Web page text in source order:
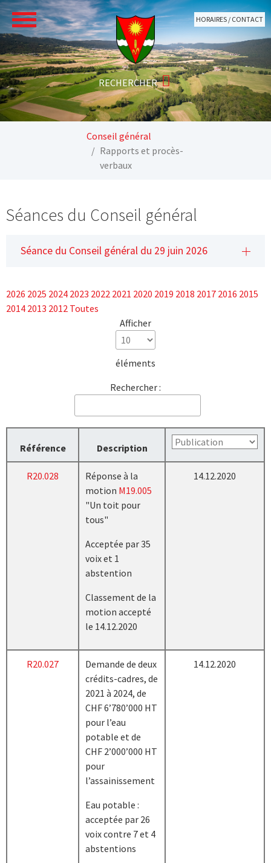
Aller au contenu principal
HORAIRES / CONTACT
Conseil général
Rapports et procès-
verbaux
Séances du Conseil général
Séance du Conseil général du 29 juin 2026
2026 2025 2024 2023 2022 2021 2020 2019 2018 2017 2016 2015
2014 2013 2012 Toutes
Afficher
éléments
Rechercher :
Référence Description
R20.028
Réponse à la
motion M19.005
"Un toit pour
tous"
Acceptée par 35
voix et 1
abstention
Classement de la
motion accepté
le 14.12.2020
14.12.2020
R20.027
Demande de deux
crédits-cadres, de
2021 à 2024, de
CHF 6’780’000 HT
pour l’eau
potable et de
CHF 2’000’000 HT
pour
l’assainissement
Eau potable :
acceptée par 26
voix contre 7 et 4
abstentions
14.12.2020